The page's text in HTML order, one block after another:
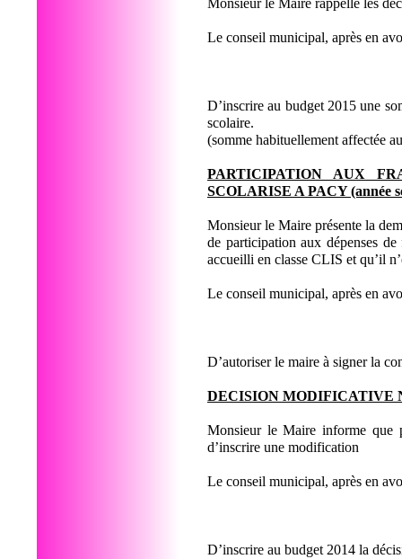
Monsieur le Maire rappelle les
Le conseil municipal, après en
D’inscrire au budget 2015 une
scolaire.
(somme habituellement affectée
PARTICIPATION AUX
SCOLARISE A PACY (année
Monsieur le Maire présente la
de participation aux dépenses
accueilli en classe CLIS et qu’il
Le conseil municipal, après en
D’autoriser le maire à signer la
DECISION MODIFICATIVE
Monsieur le Maire informe que
d’inscrire une modification
Le conseil municipal, après en
D’inscrire au budget 2014 la